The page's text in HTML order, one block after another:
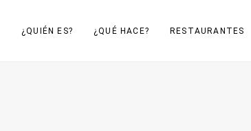
¿QUIÉN ES? ¿QUÉ HACE? RESTAURANTES